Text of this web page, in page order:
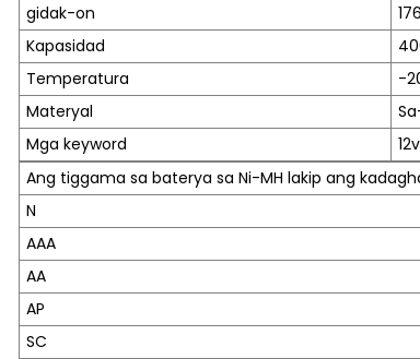
gidak-on
Kapasidad
Temperatura
-
Materyal
Mga keyword
Ang tiggama sa baterya sa Ni-MH lakip ang
N
AAA
AA
AP
SC